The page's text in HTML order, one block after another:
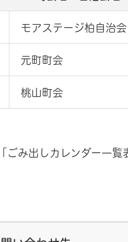
モアステージ柏自治会
元町町会
桃山町会
ごみ出しカレンダー一覧